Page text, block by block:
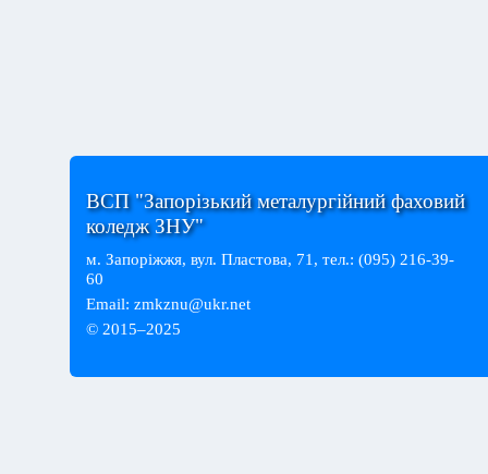
ВСП "Запорізький металургійний фаховий
коледж ЗНУ"
м. Запоріжжя, вул. Пластова, 71, тел.: (095) 216-39-
60
Email: zmkznu@ukr.net
© 2015–2025